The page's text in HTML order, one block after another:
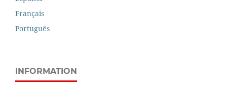
Français
Português
INFORMATION